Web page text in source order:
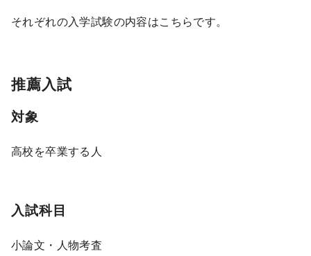
それぞれの入学試験の内容はこちらです。
推薦入試
対象
高校を卒業する人
入試科目
小論文・人物考査